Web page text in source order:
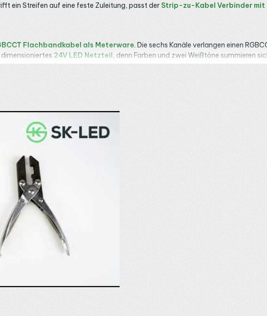
ein Streifen auf eine feste Zuleitung, passt der Strip-zu-Kabel Verbinder mit
Flachbandkabel als Meterware. Die sechs Kanäle verlangen einen
24V LED Netzteil, denn Farben und zwei Weißtöne summieren
wählen Sie abends warmes Weiß und morgens einen kühleren Ton.
durcheinander. Erlaubt sind 5 bis 24 V, und mit IP20 bleibt der Verbinder
nach außen. In der
Kinderzimmerbeleuchtung
ab und setzen farbige Akzente. Für
ob Ihr Band RGBCCT, COB und 12 mm breit ist? Schicken Sie uns am besten ein